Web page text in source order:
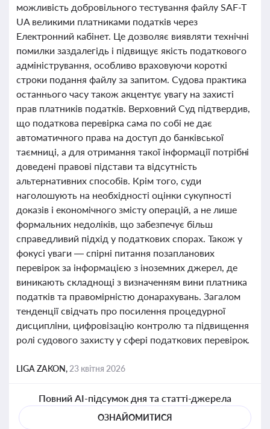
можливість добровільного тестування файлу SAF-T
UA великими платниками податків через
Електронний кабінет. Це дозволяє виявляти технічні
помилки заздалегідь і підвищує якість податкового
адміністрування, особливо враховуючи короткі
строки подання файлу за запитом. Судова практика
останнього часу також акцентує увагу на захисті
прав платників податків. Верховний Суд підтвердив,
що податкова перевірка сама по собі не дає
автоматичного права на доступ до банківської
таємниці, а для отримання такої інформації потрібні
доведені правові підстави та відсутність
альтернативних способів. Крім того, суди
наголошують на необхідності оцінки сукупності
доказів і економічного змісту операцій, а не лише
формальних недоліків, що забезпечує більш
справедливий підхід у податкових спорах. Також у
фокусі уваги — спірні питання позапланових
перевірок за інформацією з іноземних джерел, де
виникають складнощі з визначенням вини платника
податків та правомірністю донарахувань. Загалом
тенденції свідчать про посилення процедурної
дисципліни, цифровізацію контролю та підвищення
ролі судового захисту у сфері податкових перевірок.
LIGA ZAKON, 23 квітня 2026
Повний AI-підсумок дня та статті-джерела
ОЗНАЙОМИТИСЯ